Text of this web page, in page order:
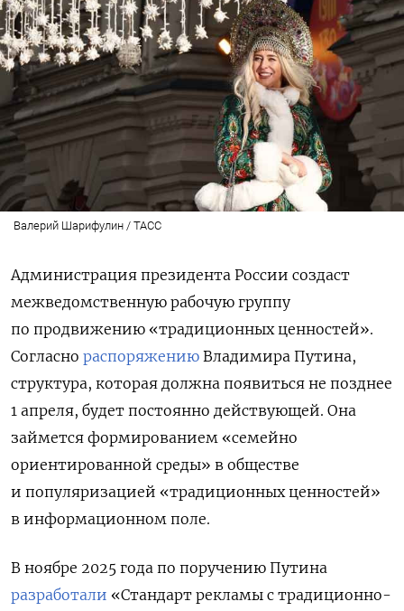
Валерий Шарифулин / ТАСС
Администрация президента России создаст
межведомственную рабочую группу
по продвижению «традиционных ценностей».
Согласно распоряжению Владимира Путина,
структура, которая должна появиться не позднее
1 апреля, будет постоянно действующей. Она
займется формированием «семейно
ориентированной среды» в обществе
и популяризацией «традиционных ценностей»
в информационном поле.
В ноябре 2025 года по поручению Путина
разработали «Стандарт рекламы с традиционно-